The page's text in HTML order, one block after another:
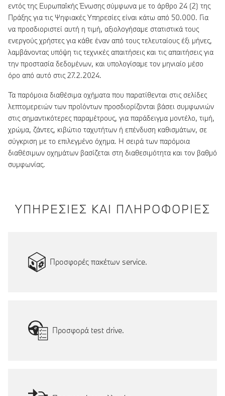
εντός της Ευρωπαϊκής Ένωσης σύμφωνα με το άρθρο 24 (2) της
Πράξης για τις Ψηφιακές Υπηρεσίες είναι κάτω από 50.000. Για
να προσδιοριστεί αυτή η τιμή, αξιολογήσαμε στατιστικά τους
ενεργούς χρήστες για κάθε έναν από τους τελευταίους έξι μήνες,
λαμβάνοντας υπόψη τις τεχνικές απαιτήσεις και τις απαιτήσεις για
την προστασία δεδομένων, και υπολογίσαμε τον μηνιαίο μέσο
όρο από αυτό στις 27.2.2024.
Τα παρόμοια διαθέσιμα οχήματα που παρατίθενται στις σελίδες
λεπτομερειών των προϊόντων προσδιορίζονται βάσει συμφωνιών
στις σημαντικότερες παραμέτρους, για παράδειγμα μοντέλο, τιμή,
χρώμα, ζάντες, κιβώτιο ταχυτήτων ή επένδυση καθισμάτων, σε
σύγκριση με το επιλεγμένο όχημα. Η σειρά των παρόμοια
διαθέσιμων οχημάτων βασίζεται στη διαθεσιμότητα και τον βαθμό
συμφωνίας.
ΥΠΗΡΕΣΙΕΣ ΚΑΙ ΠΛΗΡΟΦΟΡΙΕΣ
Προσφορές πακέτων service.
Προσφορά test drive.